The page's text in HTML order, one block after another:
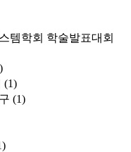
템학회 학술발표대회
(1)
(1)